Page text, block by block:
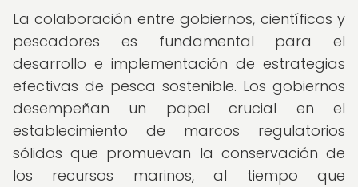
La colaboración entre gobiernos, científicos y
pescadores es fundamental para el
desarrollo e implementación de estrategias
efectivas de pesca sostenible. Los gobiernos
desempeñan un papel crucial en el
establecimiento de marcos regulatorios
sólidos que promuevan la conservación de
los recursos marinos, al tiempo que